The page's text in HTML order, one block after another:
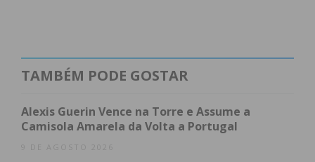
TAMBÉM PODE GOSTAR
Alexis Guerin Vence na Torre e Assume a
Camisola Amarela da Volta a Portugal
9 DE AGOSTO 2026